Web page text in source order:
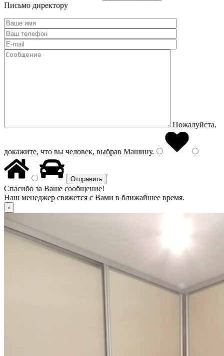
Письмо директору
Пожалуйста,
докажите, что вы человек, выбрав Машину.
Спасибо за Ваше сообщение!
Наш менеджер свяжется с Вами в ближайшее время.